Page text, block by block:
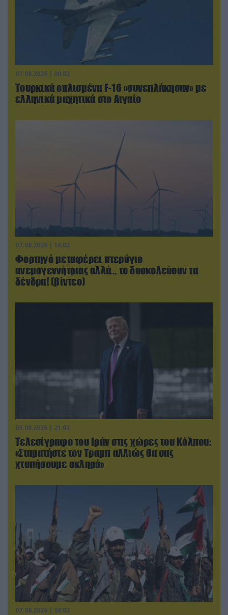
07.08.2026 | 00:02
Τουρκικά οπλισμένα F-16 «συνεπλάκησαν» με
ελληνικά μαχητικά στο Αιγαίο
07.08.2026 | 16:02
Φορτηγό μεταφέρει πτερύγιο
ανεμογεννήτριας αλλά… το δυσκολεύουν τα
δένδρα! (βίντεο)
06.08.2026 | 21:02
Τελεσίγραφο του Ιράν στις χώρες του Κόλπου:
«Σταματήστε τον Τραμπ αλλιώς θα σας
χτυπήσουμε σκληρά»
07.08.2026 | 08:02